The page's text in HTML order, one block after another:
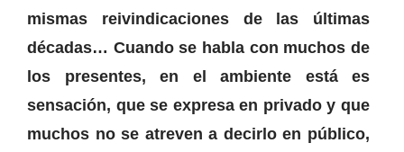
mismas reivindicaciones de las últimas
décadas… Cuando se habla con muchos de
los presentes, en el ambiente está es
sensación, que se expresa en privado y que
muchos no se atreven a decirlo en público,